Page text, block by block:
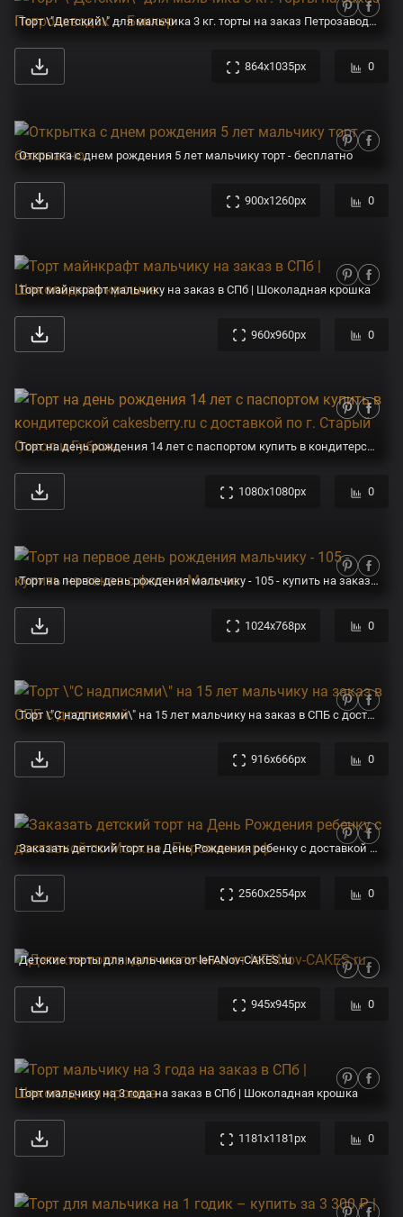
Торт \"Детский\" для мальчика 3 кг. торты на заказ Петрозаводск – Беккер
864x1035px 0
Открытка с днем рождения 5 лет мальчику торт - бесплатно
900x1260px 0
Торт майнкрафт мальчику на заказ в СПб | Шоколадная крошка
960x960px 0
Торт на день рождения 14 лет с паспортом купить в кондитерской cakesberry.ru c доставкой по г. Старый Оскол и Губкин
1080x1080px 0
Торт на первое день рождения мальчику - 105 - купить на заказ с фото в Москве
1024x768px 0
Торт \"С надписями\" на 15 лет мальчику на заказ в СПБ с доставкой
916x666px 0
Заказать детский торт на День Рождения ребенку с доставкой по Москве - Пироженка.рф
2560x2554px 0
Детские торты для мальчика от leFANov-CAKES.ru
945x945px 0
Торт мальчику на 3 года на заказ в СПб | Шоколадная крошка
1181x1181px 0